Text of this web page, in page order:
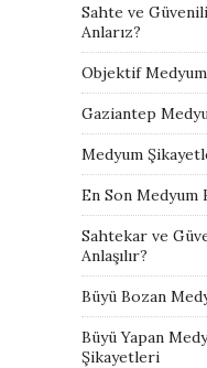
Sahte ve
Anlarız?
Objektif
Gaziantep
Medyum
En Son
Sahtekar ve
Anlaşılır?
Büyü Bozan
Büyü Yapan
Şikayetleri